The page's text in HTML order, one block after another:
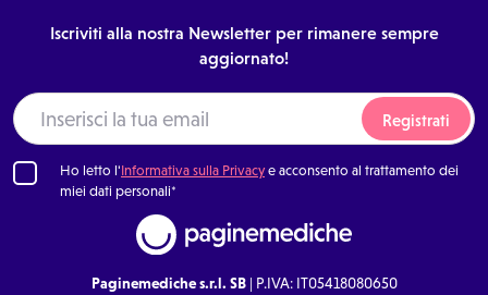
Iscriviti alla nostra Newsletter per rimanere sempre
aggiornato!
Registrati
Ho letto l'Informativa sulla Privacye acconsento al trattamento dei
miei dati personali*
Paginemediche s.r.l. SB| P.IVA: IT05418080650